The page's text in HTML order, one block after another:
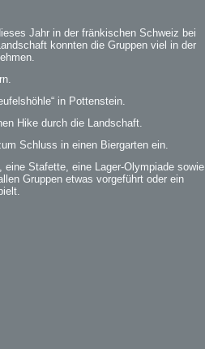
Jahr in der fränkischen Schweiz bei
konnten die Gruppen viel in der
in Pottenstein.
Hike durch die Landschaft.
Schluss in einen Biergarten ein.
Stafette, eine Lager-Olympiade sowie
Gruppen etwas vorgeführt oder ein